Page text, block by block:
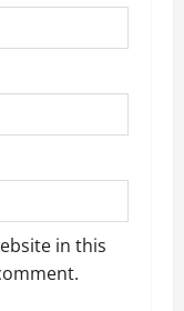
in this